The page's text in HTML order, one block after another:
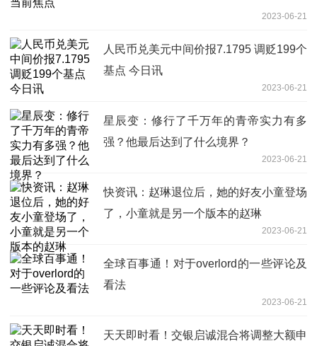
2023-06-21
人民币兑美元中间价报7.1795 调贬199个
基点 今日讯
2023-06-21
星辰变：修行了千万年的青帝实力有多
强？他最后达到了什么境界？
2023-06-21
快资讯：赵琳退位后，她的好友小童登场
了，小童就是另一个版本的赵琳
2023-06-21
全球百事通！对于overlord的一些评论及
看法
2023-06-21
天天即时看！交银启诚混合将调整大额申